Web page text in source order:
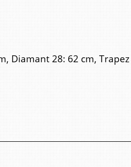
Diamant 28: 62 cm,